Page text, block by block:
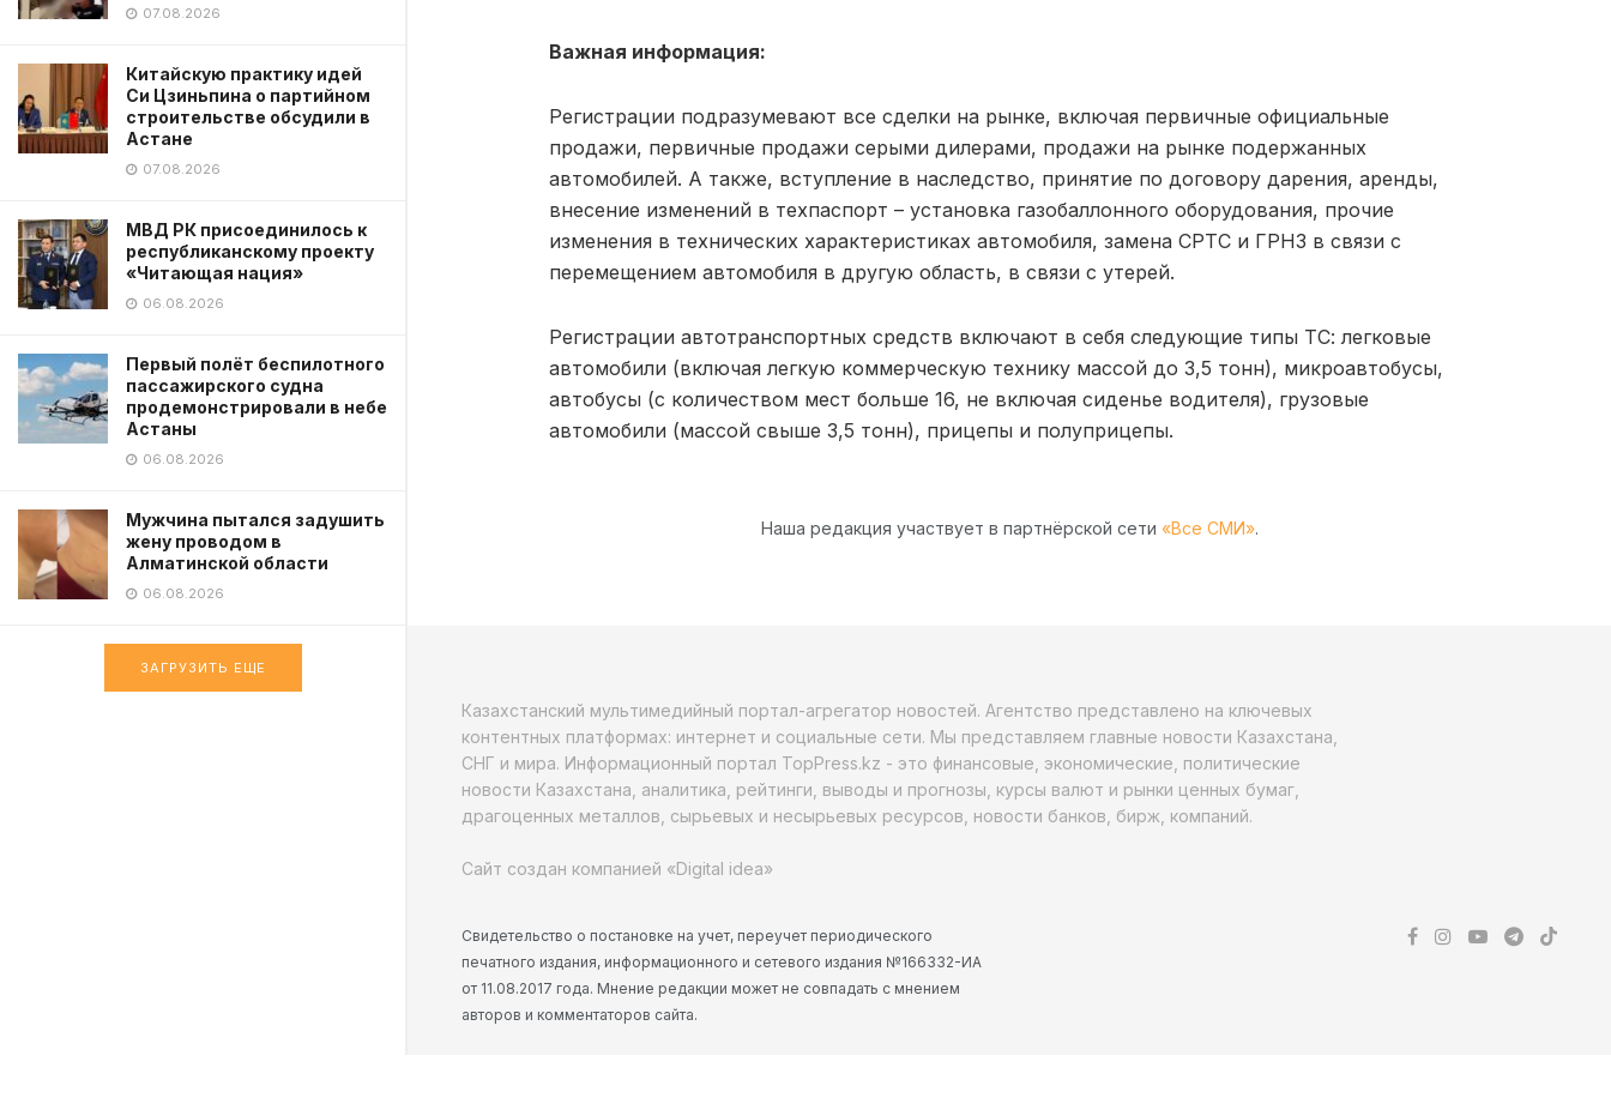
07.08.2026
Китайскую практику идей
Си Цзиньпина о партийном
строительстве обсудили в
Астане
07.08.2026
МВД РК присоединилось к
республиканскому проекту
«Читающая нация»
06.08.2026
Первый полёт беспилотного
пассажирского судна
продемонстрировали в небе
Астаны
06.08.2026
Мужчина пытался задушить
жену проводом в
Алматинской области
06.08.2026
ЗАГРУЗИТЬ ЕЩЕ
Важная информация:
Регистрации подразумевают все сделки на рынке, включая первичные официальные
продажи, первичные продажи серыми дилерами, продажи на рынке подержанных
автомобилей. А также, вступление в наследство, принятие по договору дарения, аренды,
внесение изменений в техпаспорт – установка газобаллонного оборудования, прочие
изменения в технических характеристиках автомобиля, замена СРТС и ГРНЗ в связи с
перемещением автомобиля в другую область, в связи с утерей.
Регистрации автотранспортных средств включают в себя следующие типы ТС: легковые
автомобили (включая легкую коммерческую технику массой до 3,5 тонн), микроавтобусы,
автобусы (с количеством мест больше 16, не включая сиденье водителя), грузовые
автомобили (массой свыше 3,5 тонн), прицепы и полуприцепы.
Наша редакция участвует в партнёрской сети «Все СМИ».
Казахстанский мультимедийный портал-агрегатор новостей. Агентство представлено на ключевых
контентных платформах: интернет и социальные сети. Мы представляем главные новости Казахстана,
СНГ и мира. Информационный портал TopPress.kz - это финансовые, экономические, политические
новости Казахстана, аналитика, рейтинги, выводы и прогнозы, курсы валют и рынки ценных бумаг,
драгоценных металлов, сырьевых и несырьевых ресурсов, новости банков, бирж, компаний.
Сайт создан компанией «Digital idea»
Свидетельство о постановке на учет, переучет периодического
печатного издания, информационного и сетевого издания №166332-ИА
от 11.08.2017 года. Мнение редакции может не совпадать с мнением
авторов и комментаторов сайта.